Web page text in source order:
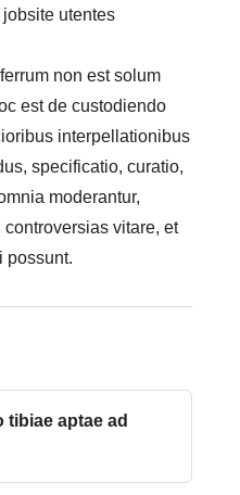
utentes
non est solum
est de custodiendo
interpellationibus
specificatio, curatio,
moderantur,
vitare, et
possunt.
tibiae aptae ad